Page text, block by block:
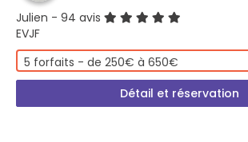
Julien - 94 avis
EVJF
5 forfaits - de 250€ à 650€
Détail et réservation